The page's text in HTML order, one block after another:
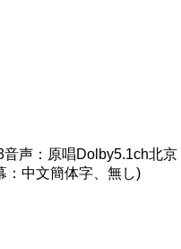
声：原唱Dolby5.1ch北京
：中文簡体字、無し)